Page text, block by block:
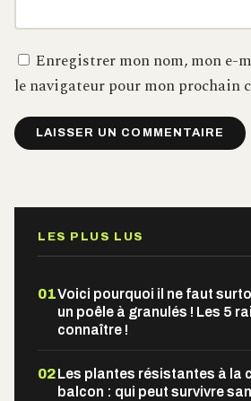
Enregistrer mon nom, mon e-
le navigateur pour mon prochain
LES PLUS LUS
01Voici pourquoi il ne faut
un poêle à granulés ! Les 5
connaître !
02Les plantes résistantes à la
balcon : qui peut survivre